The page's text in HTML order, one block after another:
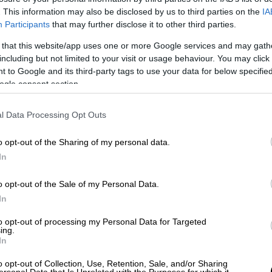
This information may also be disclosed by us to third parties on the
Participants that may further disclose it to other third parties.
that this website/app uses one or more Google services and may
but not limited to your visit or usage behaviour. You may
to Google and its third-party tags to use your data for below
consent section.
Data Processing Opt Outs
opt-out of the Sharing of my personal data.
opt-out of the Sale of my Personal Data.
opt-out of processing my Personal Data for Targeted
opt-out of Collection, Use, Retention, Sale, and/or Sharing
το ΕΘΝΟΣ στη Google
στηνΜπαρτσελόνακαι στον κόσμο του
προέκυψε στον
στο 41' του αγώνα με την